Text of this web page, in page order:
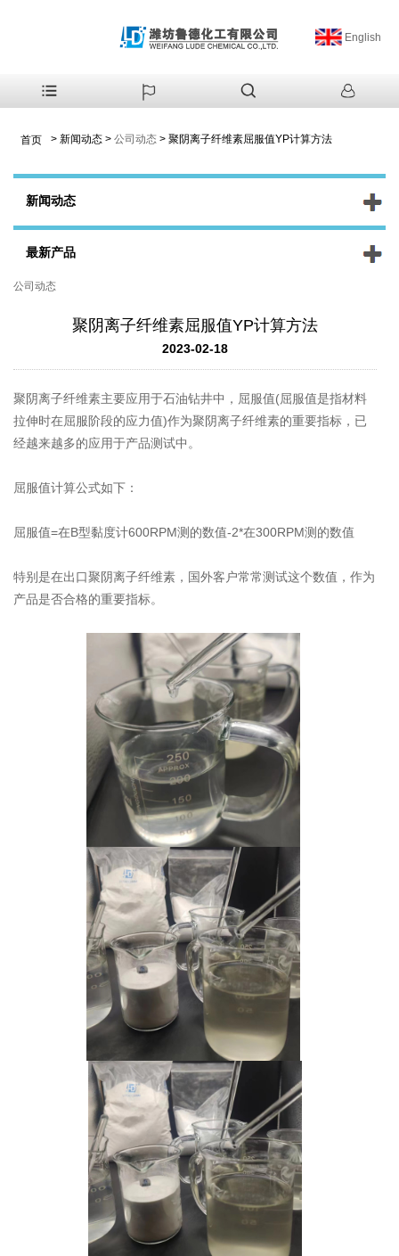
English
首页 > 新闻动态 > 公司动态 > 聚阴离子纤维素屈服值YP计算方法
新闻动态
最新产品
公司动态
聚阴离子纤维素屈服值YP计算方法
2023-02-18
聚阴离子纤维素主要应用于石油钻井中，屈服值(屈服值是指材料
拉伸时在屈服阶段的应力值)作为聚阴离子纤维素的重要指标，已
经越来越多的应用于产品测试中。
屈服值计算公式如下：
屈服值=在B型黏度计600RPM测的数值-2*在300RPM测的数值
特别是在出口聚阴离子纤维素，国外客户常常测试这个数值，作为
产品是否合格的重要指标。